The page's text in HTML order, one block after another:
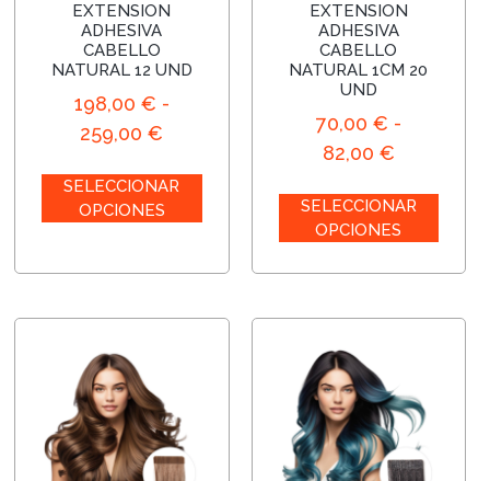
EXTENSION
ADHESIVA
CABELLO
NATURAL 12 UND
198,00 € -
259,00€
SELECCIONAR
OPCIONES
EXTENSION
ADHESIVA
CABELLO
NATURAL 1CM 20
UND
70,00 € -
82,00 €
SELECCIONAR
OPCIONES